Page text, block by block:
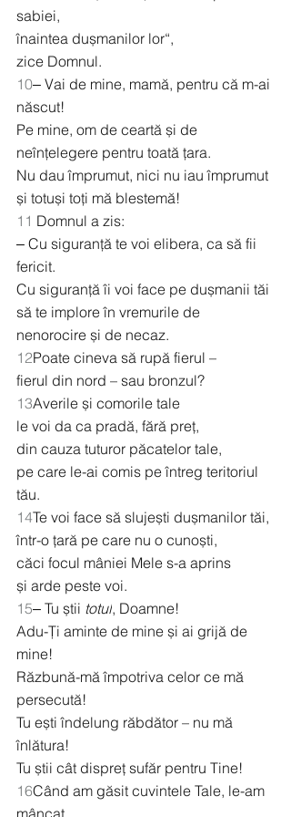
sabiei,
înaintea dușmanilor lor“,
zice Domnul.
10‒ Vai de mine, mamă, pentru că m-ai
născut!
Pe mine, om de ceartă și de
neînțelegere pentru toată țara.
Nu dau împrumut, nici nu iau împrumut
și totuși toți mă blestemă!
11 Domnul a zis:
‒ Cu siguranță te voi elibera, ca să fii
fericit.
Cu siguranță îi voi face pe dușmanii tăi
să te implore în vremurile de
nenorocire și de necaz.
12Poate cineva să rupă fierul –
fierul din nord – sau bronzul?
13Averile și comorile tale
le voi da ca pradă, fără preț,
din cauza tuturor păcatelor tale,
pe care le-ai comis pe întreg teritoriul
tău.
14Te voi face să slujești dușmanilor tăi,
într-o țară pe care nu o cunoști,
căci focul mâniei Mele s-a aprins
și arde peste voi.
15‒ Tu știi totul, Doamne!
Adu-Ți aminte de mine și ai grijă de
mine!
Răzbună-mă împotriva celor ce mă
persecută!
Tu ești îndelung răbdător – nu mă
înlătura!
Tu știi cât dispreț sufăr pentru Tine!
16Când am găsit cuvintele Tale, le-am